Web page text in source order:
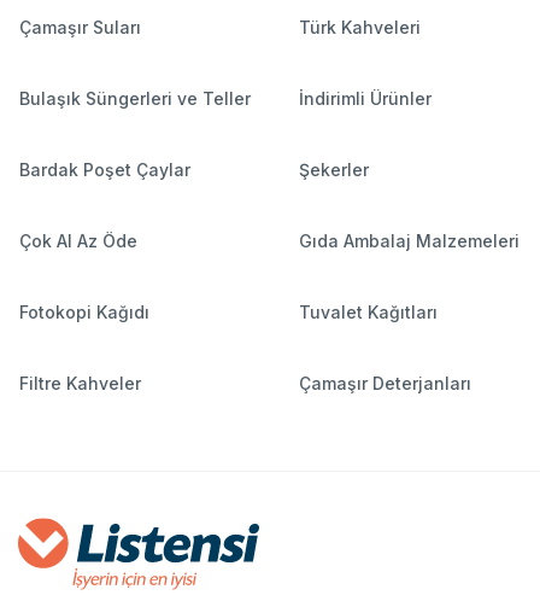
Çamaşır Suları Türk Kahveleri
Bulaşık Süngerleri ve Teller İndirimli Ürünler
Bardak Poşet Çaylar Şekerler
Çok Al Az Öde Gıda Ambalaj Malzemeleri
Fotokopi Kağıdı Tuvalet Kağıtları
Filtre Kahveler Çamaşır Deterjanları